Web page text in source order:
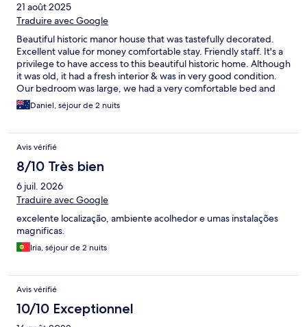
21 août 2025
Traduire avec Google
Beautiful historic manor house that was tastefully decorated.
Excellent value for money comfortable stay. Friendly staff. It's a
privilege to have access to this beautiful historic home. Although
it was old, it had a fresh interior & was in very good condition.
Our bedroom was large, we had a very comfortable bed and
lovely spacious ensuite bathroom. Additionally there was a
communal kitchen and outdoor area used by guests as well as a
breakfast service, but the well-equipped kitchen is available for
use by guests. The nearest supermarket is a good 10min walk
away. If you're driving, there's easy local parking. There was a
bar/cafe in the square next to the house.
Daniel, séjour de 2 nuits
Avis vérifié
8/10 Très bien
6 juil. 2026
Traduire avec Google
excelente localização, ambiente acolhedor e umas instalações
magnificas.
Iria, séjour de 2 nuits
Avis vérifié
10/10 Exceptionnel